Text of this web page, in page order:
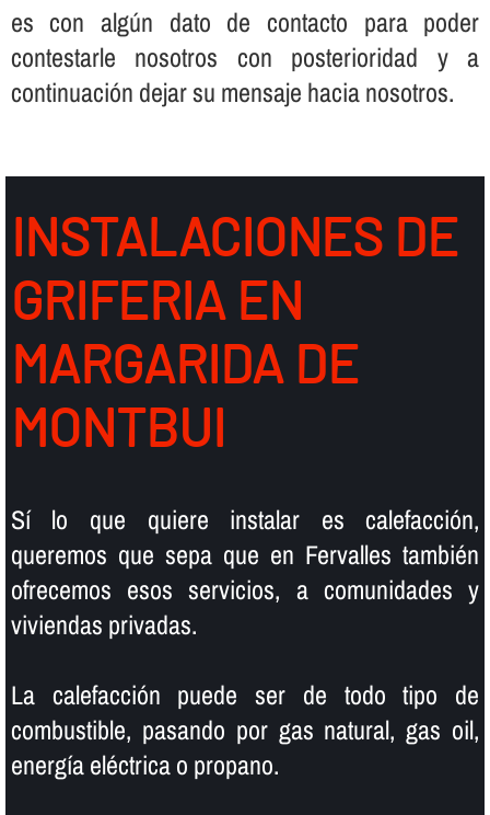
es con algún dato de contacto para poder
contestarle nosotros con posterioridad y a
continuación dejar su mensaje hacia nosotros.
INSTALACIONES DE
GRIFERIA EN
MARGARIDA DE
MONTBUI
Sí­ lo que quiere instalar es calefacción,
queremos que sepa que en Fervalles también
ofrecemos esos servicios, a comunidades y
viviendas privadas.
La calefacción puede ser de todo tipo de
combustible, pasando por gas natural, gas oil,
energí­a eléctrica o propano.